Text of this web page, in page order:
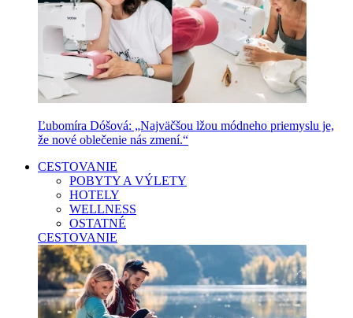
Ľubomíra Dóšová: „Najväčšou lžou módneho priemyslu je,
že nové oblečenie nás zmení.“
CESTOVANIE
POBYTY A VÝLETY
HOTELY
WELLNESS
OSTATNÉ
CESTOVANIE